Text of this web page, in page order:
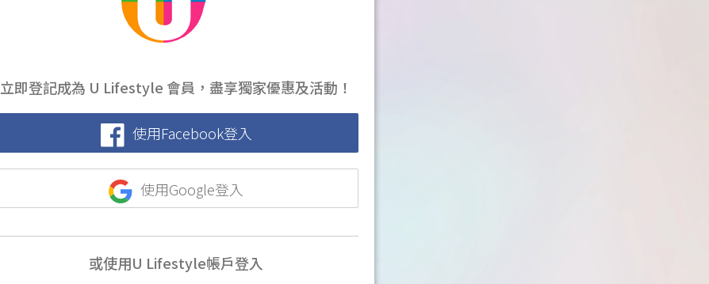
立即登記成為 U Lifestyle 會員，盡享獨家優惠及活動！
使用Facebook登入
使用Google登入
或使用U Lifestyle帳戶登入